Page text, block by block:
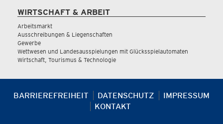
WIRTSCHAFT & ARBEIT
Arbeitsmarkt
Ausschreibungen & Liegenschaften
Gewerbe
Wettwesen und Landesausspielungen mit Glücksspielautomaten
Wirtschaft, Tourismus & Technologie
BARRIEREFREIHEIT DATENSCHUTZ
IMPRESSUM
KONTAKT